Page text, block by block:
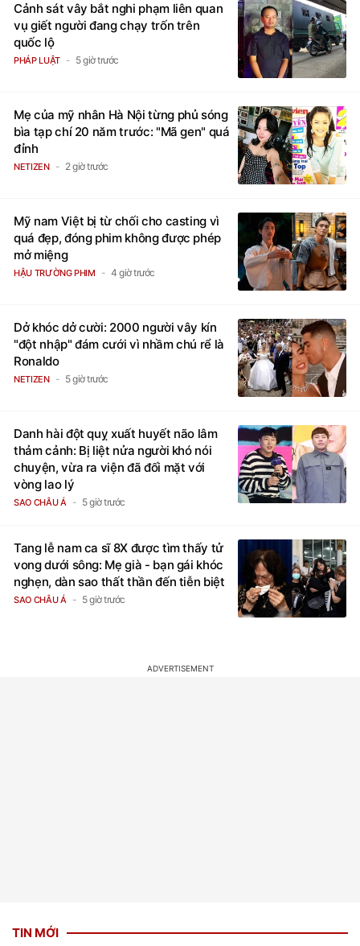
Cảnh sát vây bắt nghi phạm liên quan
vụ giết người đang chạy trốn trên
quốc lộ
PHÁP LUẬT 5 giờ trước
Mẹ của mỹ nhân Hà Nội từng phủ sóng
bìa tạp chí 20 năm trước: "Mã gen" quá
đỉnh
NETIZEN 2 giờ trước
Mỹ nam Việt bị từ chối cho casting vì
quá đẹp, đóng phim không được phép
mở miệng
HẬU TRƯỜNG PHIM 4 giờ trước
Dở khóc dở cười: 2000 người vây kín
"đột nhập" đám cưới vì nhầm chú rể là
Ronaldo
NETIZEN 5 giờ trước
Danh hài đột quỵ xuất huyết não lâm
thảm cảnh: Bị liệt nửa người khó nói
chuyện, vừa ra viện đã đối mặt với
vòng lao lý
SAO CHÂU Á 5 giờ trước
Tang lễ nam ca sĩ 8X được tìm thấy tử
vong dưới sông: Mẹ già - bạn gái khóc
nghẹn, dàn sao thất thần đến tiễn biệt
SAO CHÂU Á 5 giờ trước
TIN MỚI